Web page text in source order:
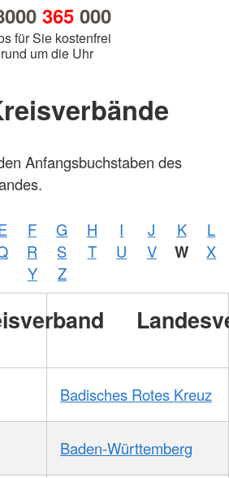
365000
für Sie kostenfrei
rund um die Uhr
Anfangsbuchstaben des
F G H I J K
L
R S T U V W
X
Y
Z
Badisches Rotes Kreuz
Baden-Württemberg